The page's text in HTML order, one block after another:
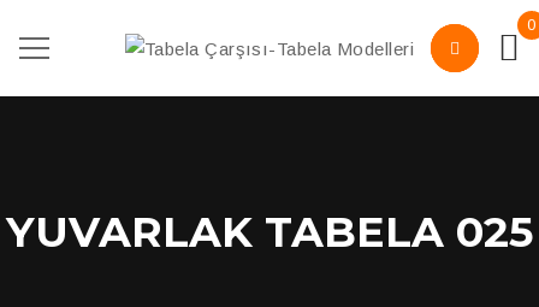
0
YUVARLAK TABELA 025